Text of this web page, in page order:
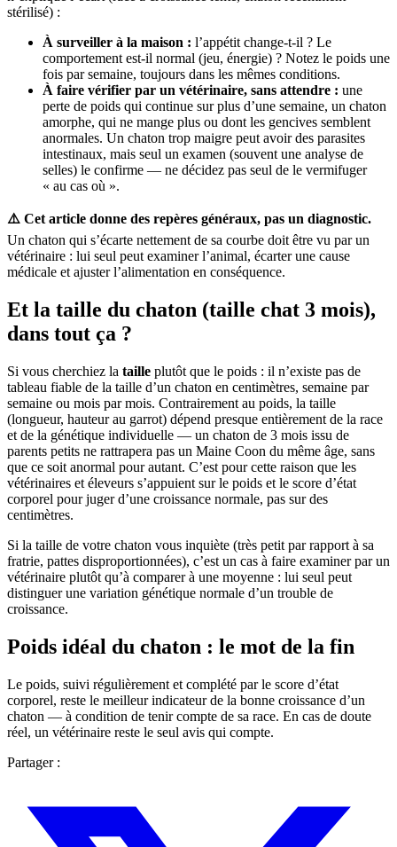
stérilisé) :
À surveiller à la maison : l’appétit change-t-il ? Le
comportement est-il normal (jeu, énergie) ? Notez le poids une
fois par semaine, toujours dans les mêmes conditions.
À faire vérifier par un vétérinaire, sans attendre : une
perte de poids qui continue sur plus d’une semaine, un chaton
amorphe, qui ne mange plus ou dont les gencives semblent
anormales. Un chaton trop maigre peut avoir des parasites
intestinaux, mais seul un examen (souvent une analyse de
selles) le confirme — ne décidez pas seul de le vermifuger
« au cas où ».
⚠️ Cet article donne des repères généraux, pas un diagnostic.
Un chaton qui s’écarte nettement de sa courbe doit être vu par un
vétérinaire : lui seul peut examiner l’animal, écarter une cause
médicale et ajuster l’alimentation en conséquence.
Et la taille du chaton (taille chat 3 mois),
dans tout ça ?
Si vous cherchiez la taille plutôt que le poids : il n’existe pas de
tableau fiable de la taille d’un chaton en centimètres, semaine par
semaine ou mois par mois. Contrairement au poids, la taille
(longueur, hauteur au garrot) dépend presque entièrement de la race
et de la génétique individuelle — un chaton de 3 mois issu de
parents petits ne rattrapera pas un Maine Coon du même âge, sans
que ce soit anormal pour autant. C’est pour cette raison que les
vétérinaires et éleveurs s’appuient sur le poids et le score d’état
corporel pour juger d’une croissance normale, pas sur des
centimètres.
Si la taille de votre chaton vous inquiète (très petit par rapport à sa
fratrie, pattes disproportionnées), c’est un cas à faire examiner par un
vétérinaire plutôt qu’à comparer à une moyenne : lui seul peut
distinguer une variation génétique normale d’un trouble de
croissance.
Poids idéal du chaton : le mot de la fin
Le poids, suivi régulièrement et complété par le score d’état
corporel, reste le meilleur indicateur de la bonne croissance d’un
chaton — à condition de tenir compte de sa race. En cas de doute
réel, un vétérinaire reste le seul avis qui compte.
Partager :